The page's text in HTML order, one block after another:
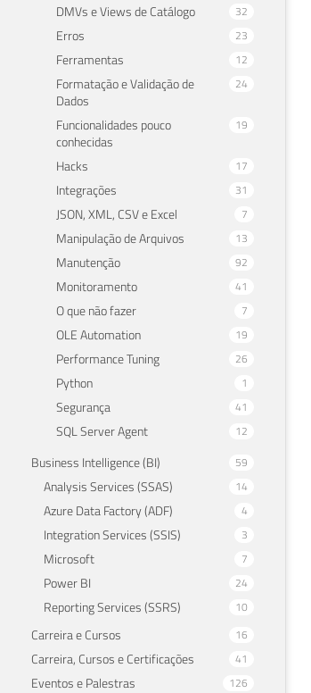
DMVs e Views de Catálogo 32
Erros 23
Ferramentas 12
Formatação e Validação de
Dados
24
Funcionalidades pouco
conhecidas
19
Hacks 17
Integrações 31
JSON, XML, CSV e Excel 7
Manipulação de Arquivos 13
Manutenção 92
Monitoramento 41
O que não fazer 7
OLE Automation 19
Performance Tuning 26
Python 1
Segurança 41
SQL Server Agent 12
Business Intelligence (BI) 59
Analysis Services (SSAS) 14
Azure Data Factory (ADF) 4
Integration Services (SSIS) 3
Microsoft 7
Power BI 24
Reporting Services (SSRS) 10
Carreira e Cursos 16
Carreira, Cursos e Certificações 41
Eventos e Palestras 126